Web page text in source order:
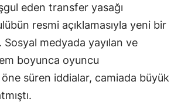
eden transfer yasağı
resmi açıklamasıyla yeni bir
Sosyal medyada yayılan ve
boyunca oyuncu
öne süren iddialar, camiada büyük